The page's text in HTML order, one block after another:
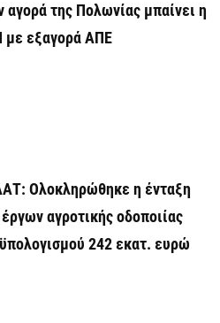
αγορά της Πολωνίας μπαίνει η
με εξαγορά ΑΠΕ
Ολοκληρώθηκε η ένταξη
αγροτικής οδοποιίας
242 εκατ. ευρώ